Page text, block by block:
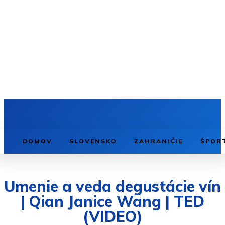
DOMOV SLOVENSKO ZAHRANIČIE
Umenie a veda degustácie vín
| Qian Janice Wang | TED
(VIDEO)